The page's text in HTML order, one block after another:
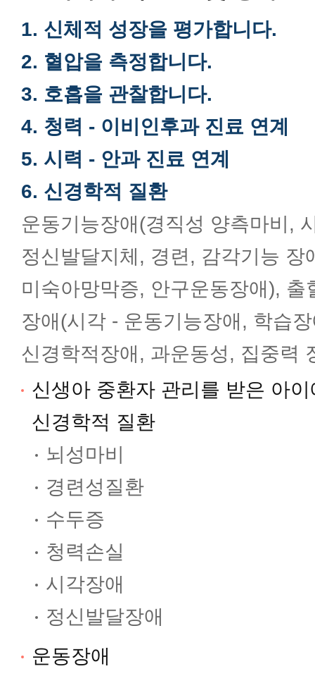
1. 신체적 성장을 평가합니다.
2. 혈압을 측정합니다.
3. 호흡을 관찰합니다.
4. 청력 - 이비인후과 진료 연계
5. 시력 - 안과 진료 연계
6. 신경학적 질환
운동기능장애(경직성 양측마비,
정신발달지체, 경련, 감각기능 장
미숙아망막증, 안구운동장애),
장애(시각 - 운동기능장애, 학습
신경학적장애, 과운동성, 집중력
신생아 중환자 관리를 받은 아
신경학적 질환
뇌성마비
경련성질환
수두증
청력손실
시각장애
정신발달장애
운동장애